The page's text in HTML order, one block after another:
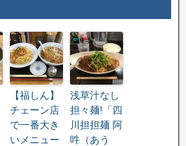
【福しん】
チェーン店
で一番大き
いメニュー
浅草汁なし
担々麺!「四
川担担麺 阿
吽（あう